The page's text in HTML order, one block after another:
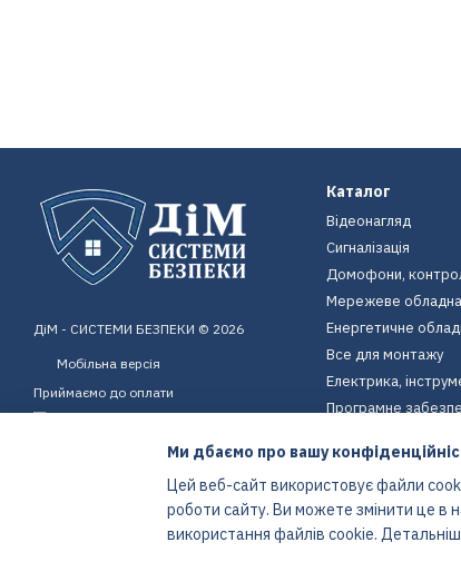
ДіМ - СИСТЕМИ БЕЗПЕКИ © 2026
Мобільна версія
Приймаємо до оплати
Інтернет-магазин створений з Хорошоп
Каталог
Відеонагляд
Сигналізація
Домофони,
Мережеве
Енергетичне
Все для монтажу
Електрика,
Програмне
Екіпірування
Енергетичне
Ми дбаємо про вашу
Цей веб-сайт використовує файли
роботи сайту. Ви можете змінити це в
використання файлів cookie.